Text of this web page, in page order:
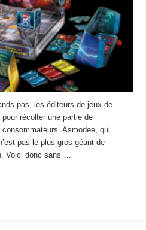
pas, les éditeurs de jeux de
récolter une partie de
Asmodee, qui
pas le plus gros géant de
Voici donc sans …